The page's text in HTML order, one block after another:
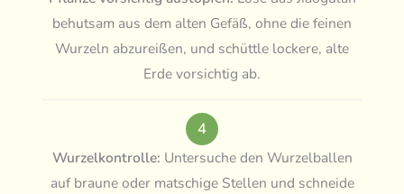
behutsam aus dem alten Gefäß, ohne die feinen
Wurzeln abzureißen, und schüttle lockere, alte
Erde vorsichtig ab.
4
Wurzelkontrolle: Untersuche den Wurzelballen
auf braune oder matschige Stellen und schneide